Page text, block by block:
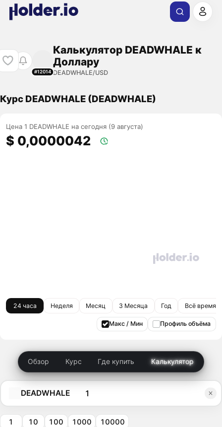
#12014
Калькулятор DEADWHALE к
Доллару
DEADWHALE/USD
Курс DEADWHALE (DEADWHALE)
Цена 1 DEADWHALE на сегодня (9 августа)
$ 0,0000042
24 часа Неделя Месяц 3 Месяца Год Всё время
Макс / Мин Профиль объёма
Обзор Курс Где купить Калькулятор
DEADWHALE
1 10 100 1000 10000